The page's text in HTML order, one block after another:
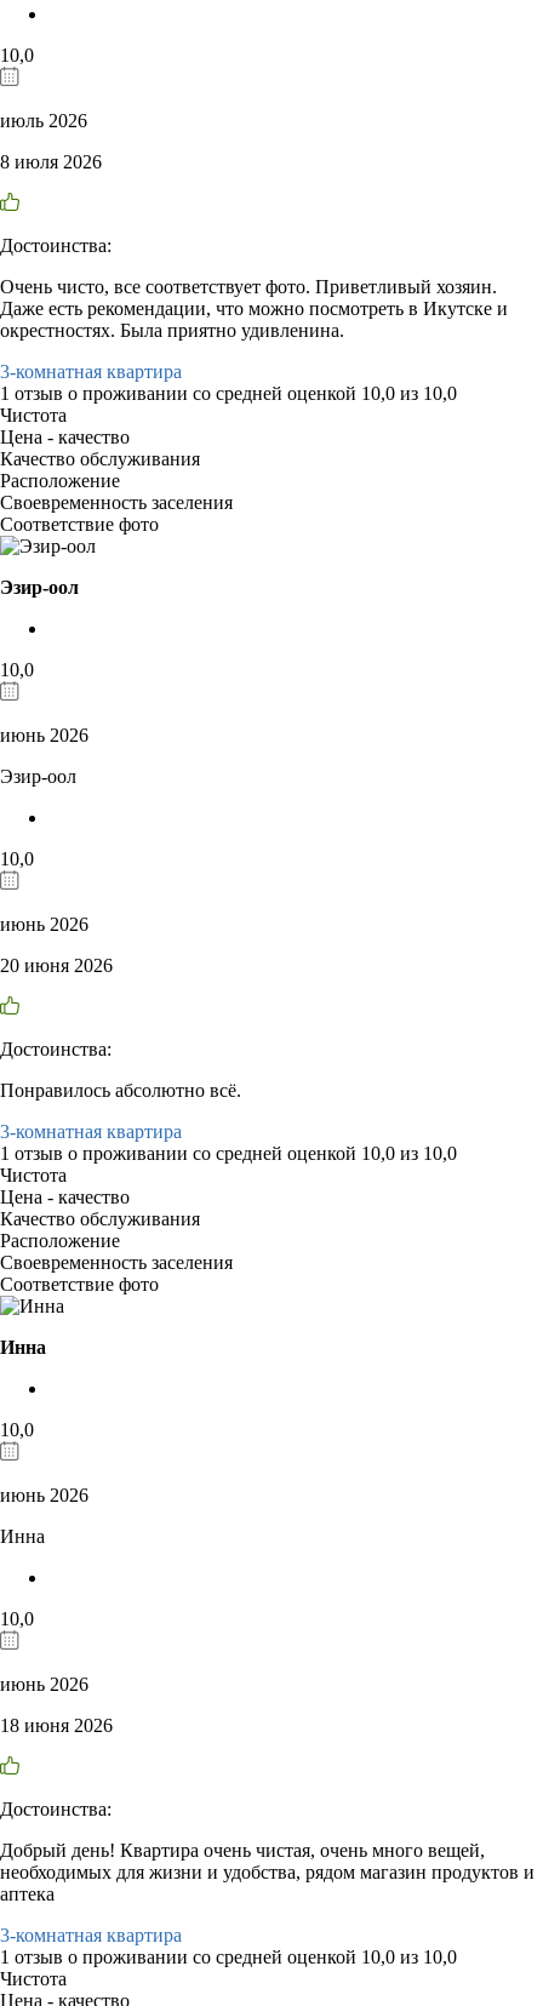
10,0
июль 2026
8 июля 2026
Достоинства:
Очень чисто, все соответствует фото. Приветливый хозяин.
Даже есть рекомендации, что можно посмотреть в Икутске и
окрестностях. Была приятно удивленина.
3-комнатная квартира
1 отзыв о проживании со средней оценкой 10,0 из 10,0
Чистота
Цена - качество
Качество обслуживания
Расположение
Своевременность заселения
Соответствие фото
Эзир-оол
10,0
июнь 2026
Эзир-оол
10,0
июнь 2026
20 июня 2026
Достоинства:
Понравилось абсолютно всё.
3-комнатная квартира
1 отзыв о проживании со средней оценкой 10,0 из 10,0
Чистота
Цена - качество
Качество обслуживания
Расположение
Своевременность заселения
Соответствие фото
Инна
10,0
июнь 2026
Инна
10,0
июнь 2026
18 июня 2026
Достоинства:
Добрый день! Квартира очень чистая, очень много вещей,
необходимых для жизни и удобства, рядом магазин продуктов и
аптека
3-комнатная квартира
1 отзыв о проживании со средней оценкой 10,0 из 10,0
Чистота
Цена - качество